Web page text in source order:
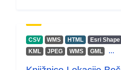
CSV WMS HTML Esri Shape
KML
JPEG WMS GML ...